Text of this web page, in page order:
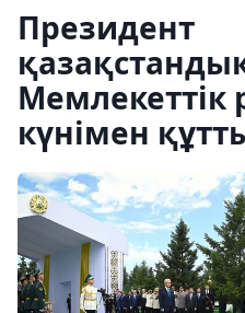
Президент
Мемлекеттік
күнімен